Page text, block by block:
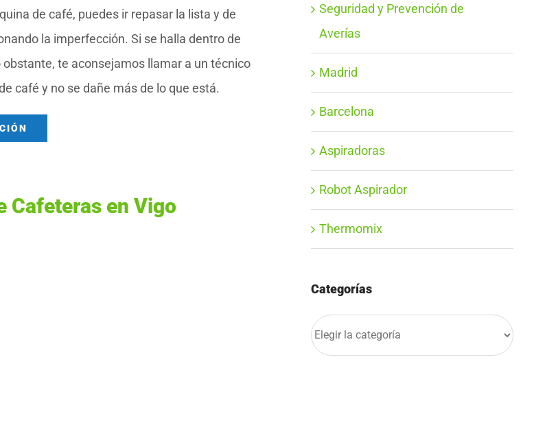
de café, puedes ir repasar la lista y de
la imperfección. Si se halla dentro de
te aconsejamos llamar a un técnico
café y no se dañe más de lo que está.
Cafeteras en Vigo
Seguridad y Prevención de
Averías
Madrid
Barcelona
Aspiradoras
Robot Aspirador
Thermomix
Categorías
Categorías